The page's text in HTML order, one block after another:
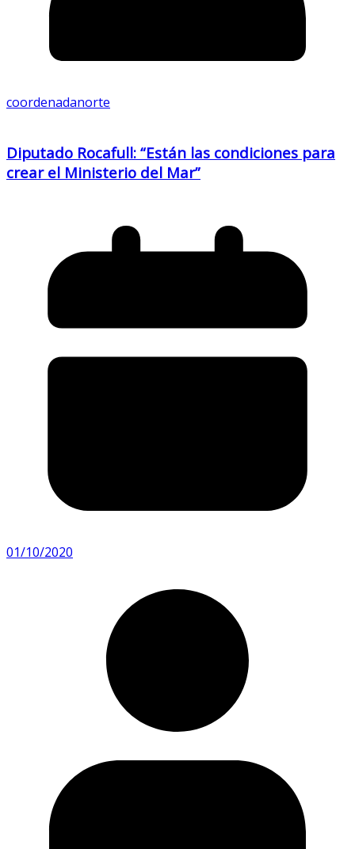
coordenadanorte
Diputado Rocafull: “Están las condiciones para
crear el Ministerio del Mar”
01/10/2020